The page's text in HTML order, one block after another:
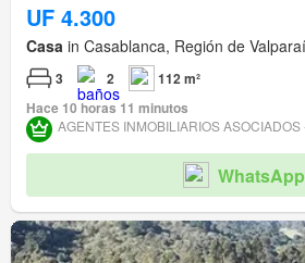
UF 4.300
Casa in Casablanca, Región de
3 2
112 m²
Hace 10 horas 11 minutos
AGENTES INMOBILIARIOS ASOCIADOS
WhatsApp